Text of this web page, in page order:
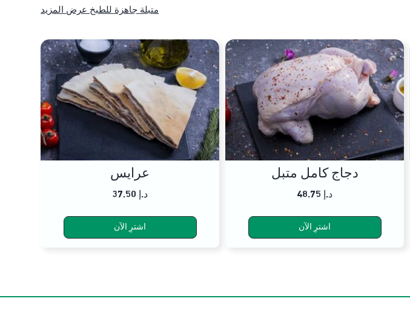
متبلة جاهزة للطبخ عرض المزيد
دجاج كامل متبل
48.75 د.إ
اشترِ الآن
عرايس
37.50 د.إ
اشترِ الآن